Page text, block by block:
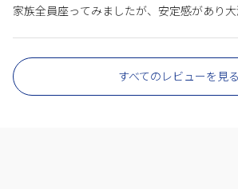
家族全員座ってみましたが、安定感があり大
すべてのレビューを見る